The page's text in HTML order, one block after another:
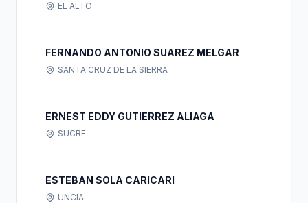
EL ALTO
FERNANDO ANTONIO SUAREZ MELGAR
SANTA CRUZ DE LA SIERRA
ERNEST EDDY GUTIERREZ ALIAGA
SUCRE
ESTEBAN SOLA CARICARI
UNCIA